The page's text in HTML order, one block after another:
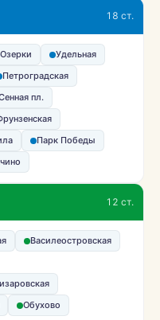
18 ст.
Озерки
Удельная
Петроградская
пл.
Парк Победы
12 ст.
Василеостровская
Обухово